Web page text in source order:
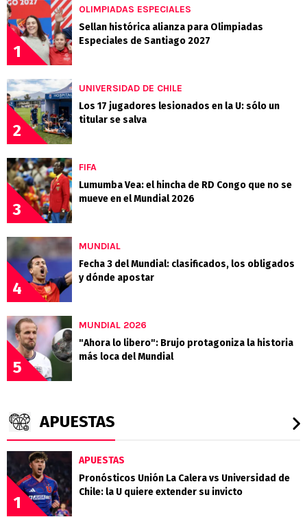
1
OLIMPIADAS ESPECIALES
Sellan histórica alianza para Olimpiadas
Especiales de Santiago 2027
2
UNIVERSIDAD DE CHILE
Los 17 jugadores lesionados en la U: sólo un
titular se salva
3
FIFA
Lumumba Vea: el hincha de RD Congo que no se
mueve en el Mundial 2026
4
MUNDIAL
Fecha 3 del Mundial: clasificados, los obligados
y dónde apostar
5
MUNDIAL 2026
"Ahora lo libero": Brujo protagoniza la historia
más loca del Mundial
APUESTAS
1
APUESTAS
Pronósticos Unión La Calera vs Universidad de
Chile: la U quiere extender su invicto